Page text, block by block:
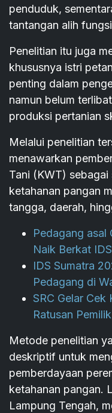
penduduk,
tantangan alih
Penelitian itu juga
khususnya istri
penting dalam
namun belum
produksi pertanian
Melalui penelitian
menawarkan
Tani (KWT)
ketahanan pangan
tangga, daerah,
Pedagang asal
Naik Berkat
IDS Sumatra
Pedagang di
SRC Gelar Cek
Ratusan
Metode penelitian
deskriptif untuk
pemberdayaan
ketahanan pangan.
Lampung Tengah,